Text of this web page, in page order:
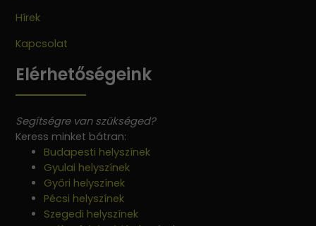
Hírek
Kapcsolat
Elérhetőségeink
Segítségre van szükséged?
Keress minket bátran:
Budapesti helyszínek
Gyulai helyszínek
Győri helyszínek
Pécsi helyszínek
Szegedi helyszínek